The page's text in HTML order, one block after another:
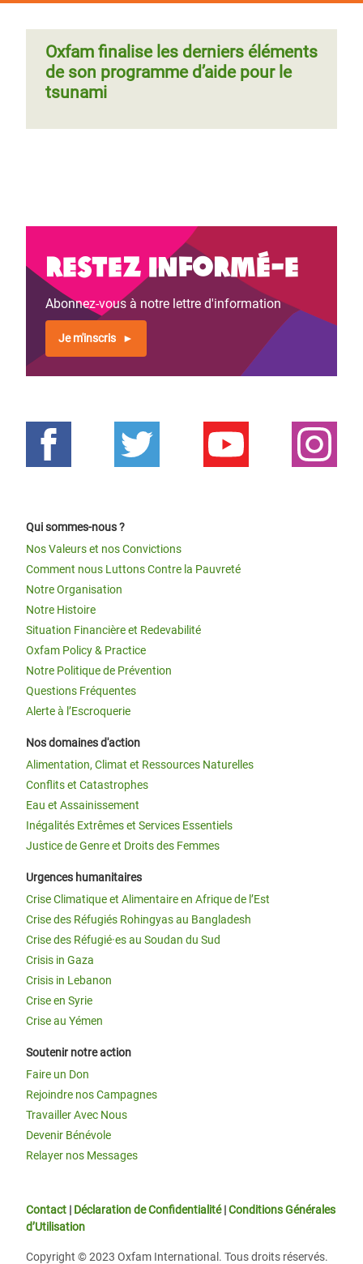
Oxfam finalise les derniers éléments
de son programme d’aide pour le
tsunami
Restez informé-e
Abonnez-vous à notre lettre d'information
Je m'inscris
Qui sommes-nous ?
Nos Valeurs et nos Convictions
Comment nous Luttons Contre la Pauvreté
Notre Organisation
Notre Histoire
Situation Financière et Redevabilité
Oxfam Policy & Practice
Notre Politique de Prévention
Questions Fréquentes
Alerte à l’Escroquerie
Nos domaines d'action
Alimentation, Climat et Ressources Naturelles
Conflits et Catastrophes
Eau et Assainissement
Inégalités Extrêmes et Services Essentiels
Justice de Genre et Droits des Femmes
Urgences humanitaires
Crise Climatique et Alimentaire en Afrique de l’Est
Crise des Réfugiés Rohingyas au Bangladesh
Crise des Réfugié·es au Soudan du Sud
Crisis in Gaza
Crisis in Lebanon
Crise en Syrie
Crise au Yémen
Soutenir notre action
Faire un Don
Rejoindre nos Campagnes
Travailler Avec Nous
Devenir Bénévole
Relayer nos Messages
Contact | Déclaration de Confidentialité|Conditions Générales
d’Utilisation
Copyright © 2023 Oxfam International. Tous droits réservés.